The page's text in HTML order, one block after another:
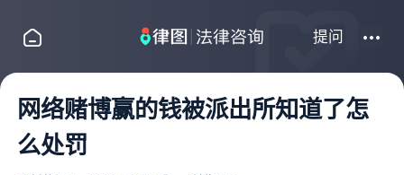
提问
网络赌博赢的钱被派出所知道了怎
么处罚